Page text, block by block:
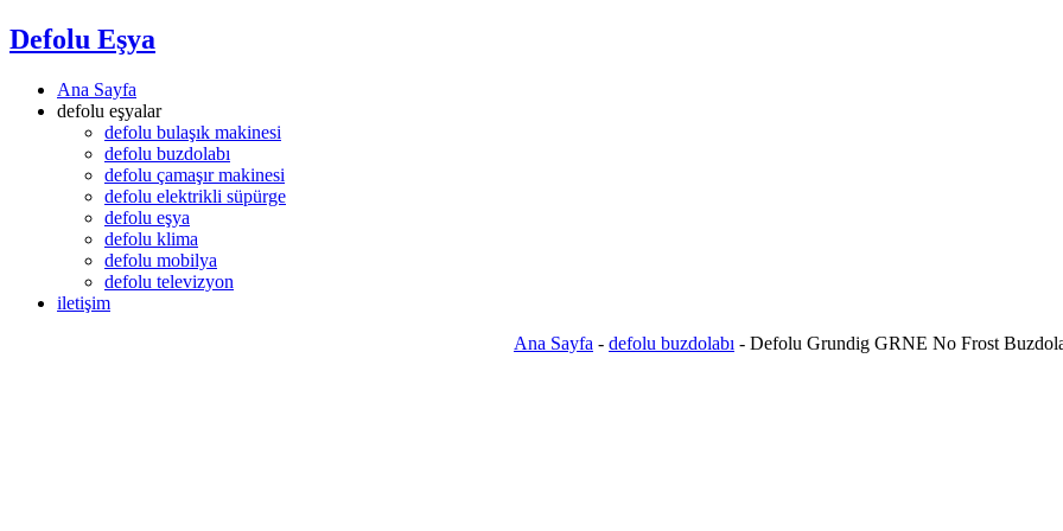
Defolu Eşya
Ana Sayfa
defolu eşyalar
defolu bulaşık makinesi
defolu buzdolabı
defolu çamaşır makinesi
defolu elektrikli süpürge
defolu eşya
defolu klima
defolu mobilya
defolu televizyon
iletişim
Ana Sayfa - defolu buzdolabı - Defolu Grundig GRNE No Frost